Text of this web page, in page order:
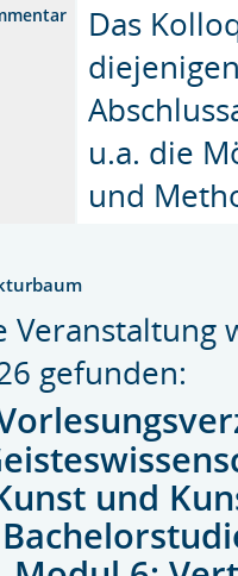
Das
u.a. die
und
Veranstaltung
gefunden:
und